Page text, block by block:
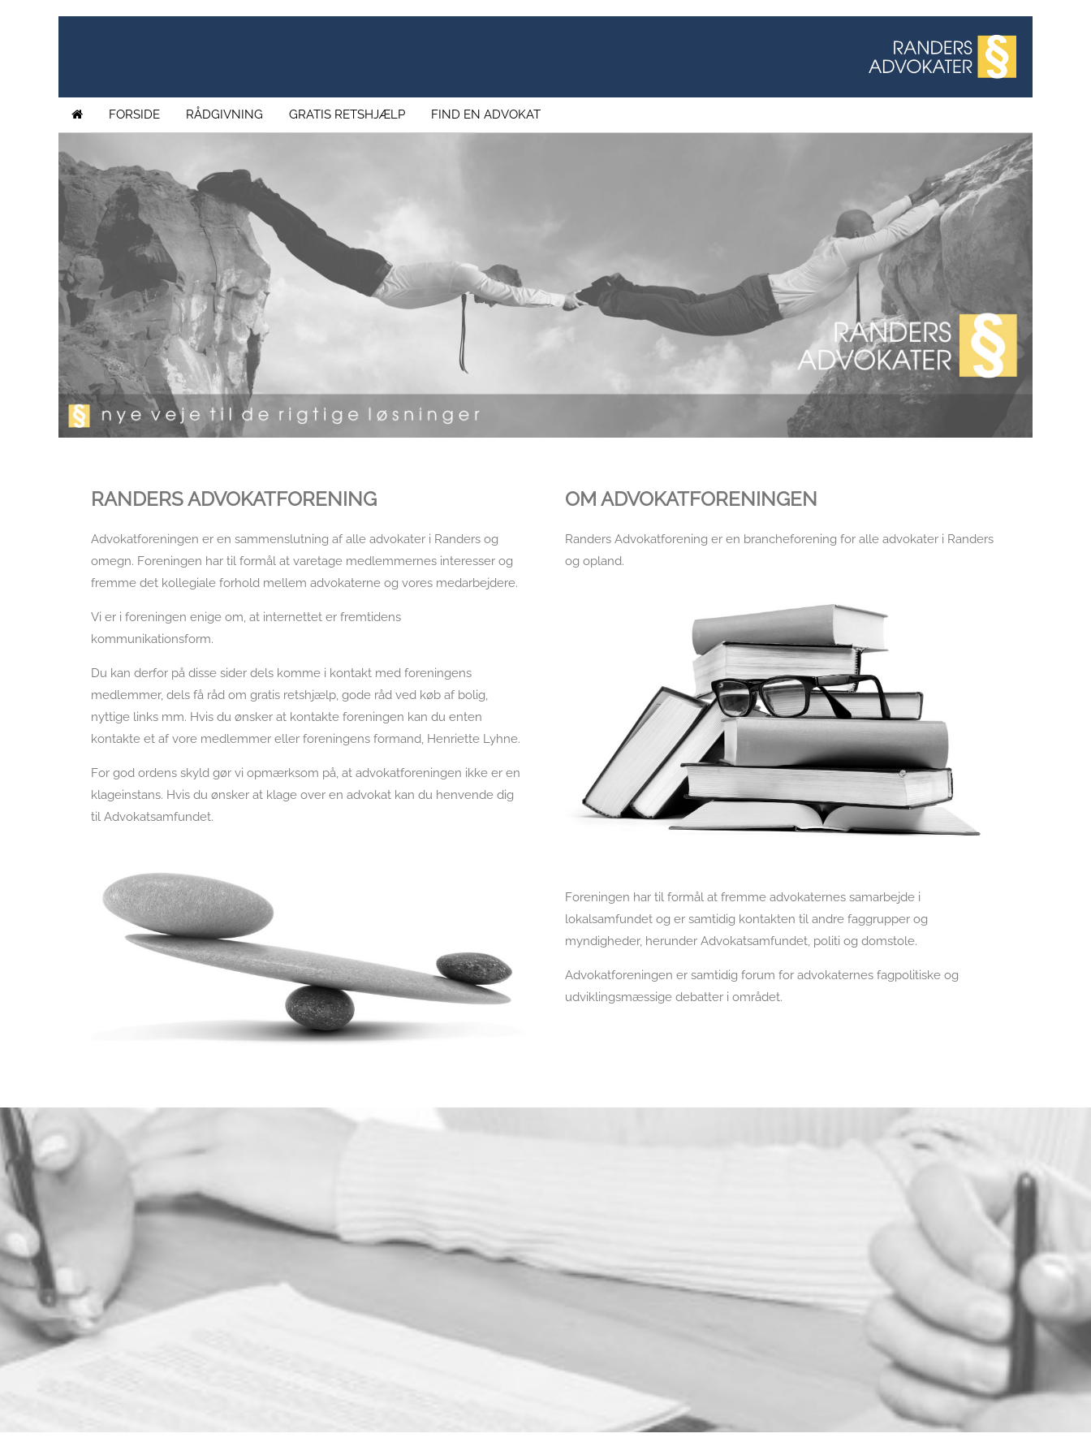
FORSIDE RÅDGIVNING GRATIS RETSHJÆLP FIND EN ADVOKAT
RANDERS ADVOKATFORENING
Advokatforeningen er en sammenslutning af alle advokater i Randers og
omegn. Foreningen har til formål at varetage medlemmernes interesser og
fremme det kollegiale forhold mellem advokaterne og vores medarbejdere.
Vi er i foreningen enige om, at internettet er fremtidens
kommunikationsform.
Du kan derfor på disse sider dels komme i kontakt med foreningens
medlemmer, dels få råd om gratis retshjælp, gode råd ved køb af bolig,
nyttige links mm. Hvis du ønsker at kontakte foreningen kan du enten
kontakte et af vore medlemmer eller foreningens formand, Henriette Lyhne.
For god ordens skyld gør vi opmærksom på, at advokatforeningen ikke er en
klageinstans. Hvis du ønsker at klage over en advokat kan du henvende dig
til Advokatsamfundet.
OM ADVOKATFORENINGEN
Randers Advokatforening er en brancheforening for alle advokater i Randers
og opland.
Foreningen har til formål at fremme advokaternes samarbejde i
lokalsamfundet og er samtidig kontakten til andre faggrupper og
myndigheder, herunder Advokatsamfundet, politi og domstole.
Advokatforeningen er samtidig forum for advokaternes fagpolitiske og
udviklingsmæssige debatter i området.